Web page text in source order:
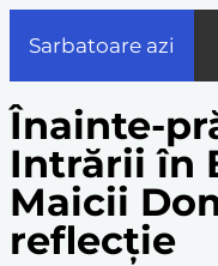
Sarbatoare azi
Înainte-
Intrării în
Maicii
reflecție